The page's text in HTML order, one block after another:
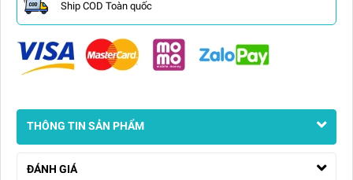
Ship COD Toàn quốc
THÔNG TIN SẢN PHẨM
ĐÁNH GIÁ